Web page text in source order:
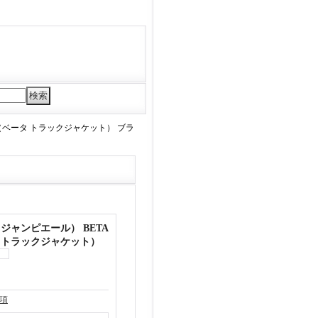
ベータ トラックジャケット） ブラ
ャンピエール） BETA
ラックジャケット）